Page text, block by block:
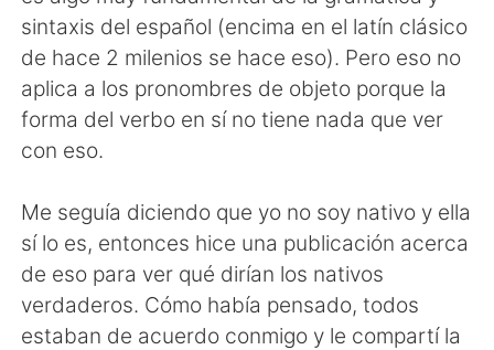
sintaxis del español (encima en el latín clásico
de hace 2 milenios se hace eso). Pero eso no
aplica a los pronombres de objeto porque la
forma del verbo en sí no tiene nada que ver
con eso.
Me seguía diciendo que yo no soy nativo y ella
sí lo es, entonces hice una publicación acerca
de eso para ver qué dirían los nativos
verdaderos. Cómo había pensado, todos
estaban de acuerdo conmigo y le compartí la